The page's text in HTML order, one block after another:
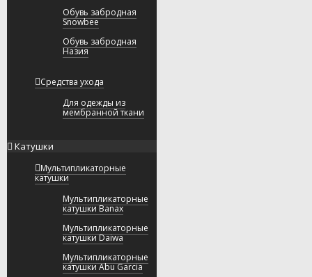
Обувь забродная
Snowbee
Обувь забродная
Назия
Средства ухода
Для одежды из
мембранной ткани
Катушки
Мультипликаторные
катушки
Мультипликаторные
катушки Banax
Мультипликаторные
катушки Daiwa
Мультипликаторные
катушки Abu Garcia